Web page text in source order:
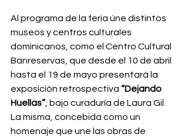
Al programa de la feria úne distintos
museos y centros culturales
dominicanos, como el Centro Cultural
Banreservas, que desde el 10 de abril
hasta el 19 de mayo presentará la
exposición retrospectiva “Dejando
Huellas” , bajo curaduría de Laura Gil.
La misma, concebida como un
homenaje que une las obras de